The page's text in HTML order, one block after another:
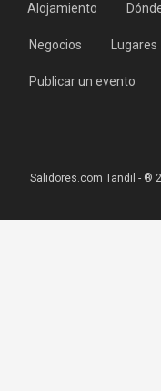
Alojamiento
Negocios Lugares
Publicar un evento
Salidores.com Tandil - ®